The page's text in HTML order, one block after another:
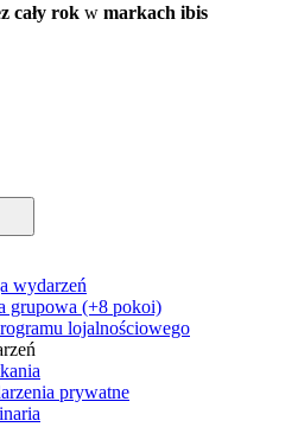
cały rok w markach ibis
wydarzeń
grupowa (+8 pokoi)
lojalnościowego
prywatne